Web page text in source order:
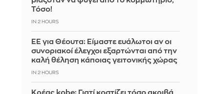
Τόσο!
IN 2 HOURS
ΕΕ για Θέουτα: Είμαστε ευάλωτοι αν οι
συνοριακοί έλεγχοι εξαρτώνται από την
καλή θέληση κάποιας γειτονικής χώρας
IN 2 HOURS